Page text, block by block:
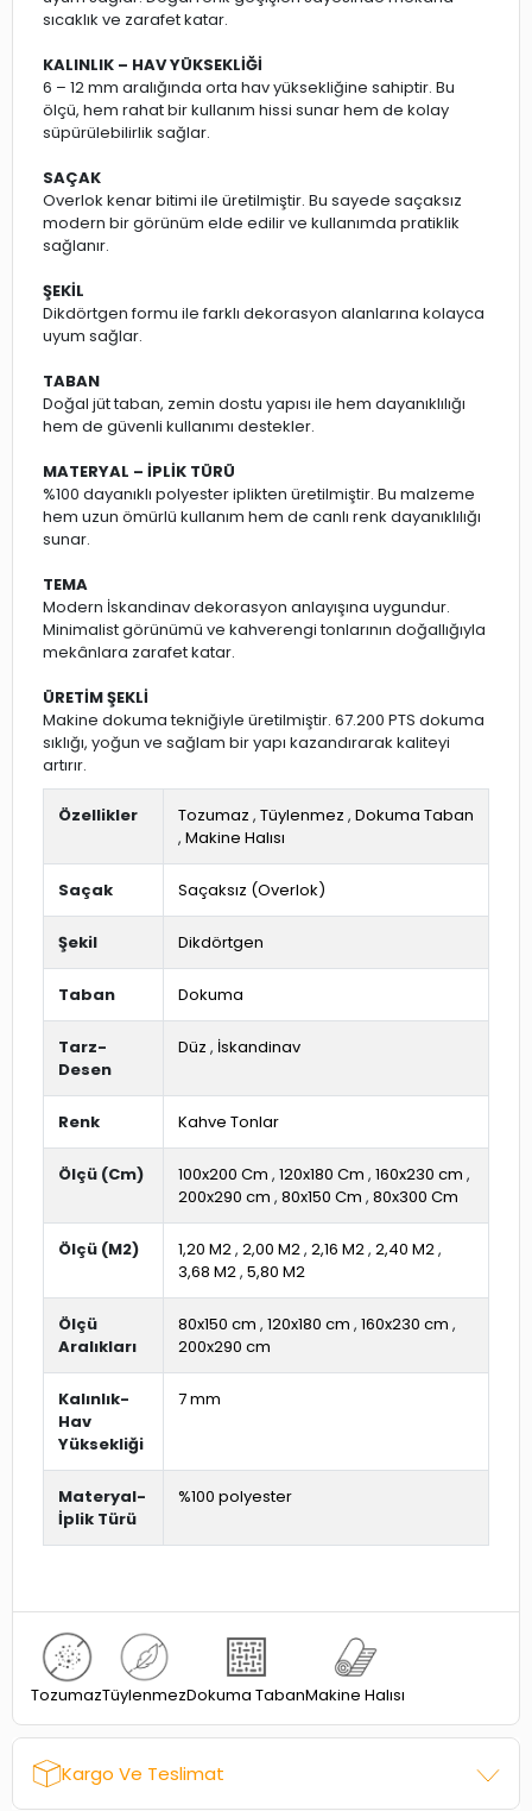
sıcaklık ve zarafet katar.
KALINLIK – HAV YÜKSEKLİĞİ
6 – 12 mm aralığında orta hav yüksekliğine sahiptir. Bu
ölçü, hem rahat bir kullanım hissi sunar hem de kolay
süpürülebilirlik sağlar.
SAÇAK
Overlok kenar bitimi ile üretilmiştir. Bu sayede saçaksız
modern bir görünüm elde edilir ve kullanımda pratiklik
sağlanır.
ŞEKİL
Dikdörtgen formu ile farklı dekorasyon alanlarına kolayca
uyum sağlar.
TABAN
Doğal jüt taban, zemin dostu yapısı ile hem dayanıklılığı
hem de güvenli kullanımı destekler.
MATERYAL – İPLİK TÜRÜ
%100 dayanıklı polyester iplikten üretilmiştir. Bu malzeme
hem uzun ömürlü kullanım hem de canlı renk dayanıklılığı
sunar.
TEMA
Modern İskandinav dekorasyon anlayışına uygundur.
Minimalist görünümü ve kahverengi tonlarının doğallığıyla
mekânlara zarafet katar.
ÜRETİM ŞEKLİ
Makine dokuma tekniğiyle üretilmiştir. 67.200 PTS dokuma
sıklığı, yoğun ve sağlam bir yapı kazandırarak kaliteyi
artırır.
Özellikler Tozumaz , Tüylenmez , Dokuma Taban
, Makine Halısı
Saçak Saçaksız (Overlok)
Şekil Dikdörtgen
Taban Dokuma
Tarz-
Desen
Düz , İskandinav
Renk Kahve Tonlar
Ölçü (Cm) 100x200 Cm , 120x180 Cm , 160x230 cm ,
200x290 cm , 80x150 Cm , 80x300 Cm
Ölçü (M2) 1,20 M2, 2,00 M2, 2,16 M2, 2,40 M2,
3,68 M2, 5,80 M2
Ölçü
Aralıkları
80x150 cm , 120x180 cm , 160x230 cm ,
200x290 cm
Kalınlık-
Hav
Yüksekliği
7 mm
Materyal-
İplik Türü
%100 polyester
TozumazTüylenmezDokuma TabanMakine Halısı
Kargo Ve Teslimat